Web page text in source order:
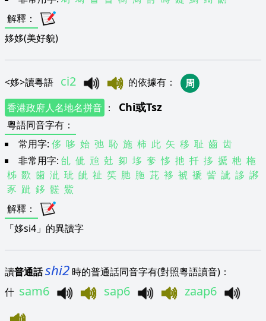
解釋 ：
姼姼(美好貌)
<姼>讀粵語 ci2 的依據有 ：
周
香港政府人名地名拼音 ： Chi或Tsz
粵語同音字有 ：
常用字: 侈 哆 始 弛 恥 施 柿 此 矢 移 耻 齒 齿
非常用字: 乨 佌 兘 兙 卶 垑 奓 恀 扡 扦 拸 搋 杝 柂
柹 欼 歯 泚 玼 皉 祉 笶 肔 胣 茈 袳 裭 褫 訾 訿 誃 謻
豕 跐 鉹 髊 鮆
解釋 ：
「姼si4」的異讀字
讀普通話shi2 時的普通話同音字有(對照粵語讀音)：
什 sam6 sap6 zaap6